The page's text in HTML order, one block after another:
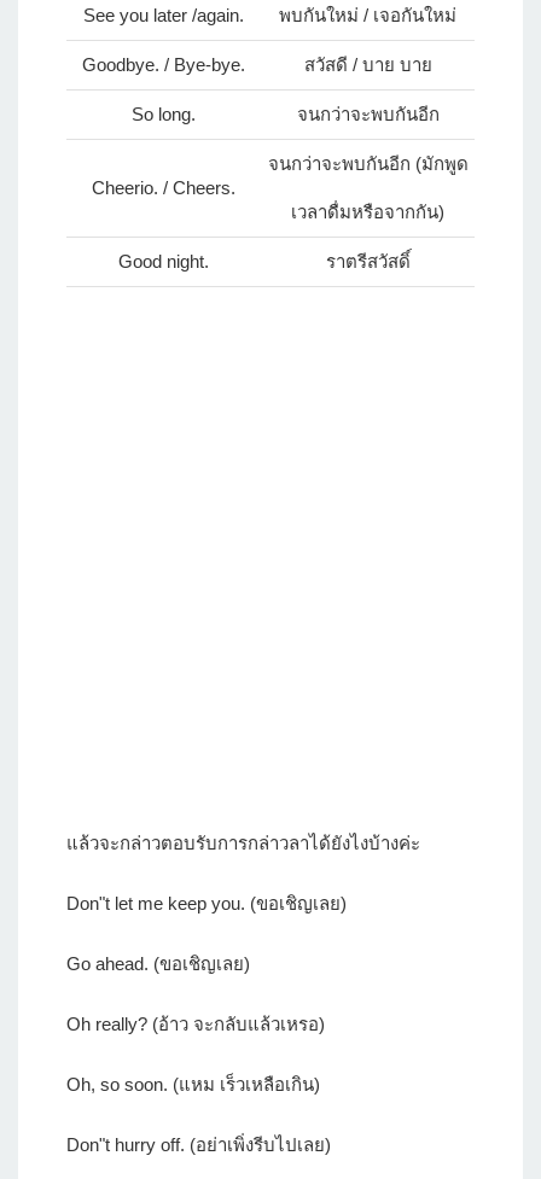
See you later /again. พบกันใหม่ / เจอกันใหม่
Goodbye. / Bye-bye. สวัสดี / บาย บาย
So long. จนกว่าจะพบกันอีก
Cheerio. / Cheers.
จนกว่าจะพบกันอีก (มักพูด
เวลาดื่มหรือจากกัน)
Good night. ราตรีสวัสดิ์
แล้วจะกล่าวตอบรับการกล่าวลาได้ยังไงบ้างค่ะ
Don"t let me keep you. (ขอเชิญเลย)
Go ahead. (ขอเชิญเลย)
Oh really? (อ้าว จะกลับแล้วเหรอ)
Oh, so soon. (แหม เร็วเหลือเกิน)
Don"t hurry off. (อย่าเพิ่งรีบไปเลย)